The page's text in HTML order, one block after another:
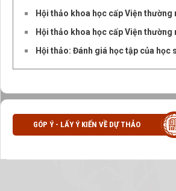
Hội thảo khoa học cấp Viện thường
Hội thảo khoa học cấp Viện thường
Hội thảo: Đánh giá học tập của
GÓP Ý - LẤY Ý KIẾN VỀ DỰ THẢO